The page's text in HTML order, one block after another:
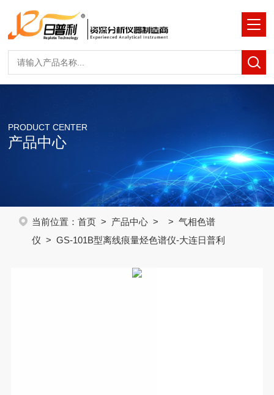
PRODUCT CENTER
产品中心
当前位置： 首页> 产品中心> > 气相色谱
仪 > GS-101B型离线痕量烃色谱仪-大连日普利